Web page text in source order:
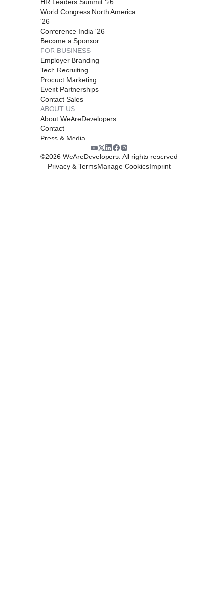
HR Leaders Summit '26
World Congress North America
'26
Conference India '26
Become a Sponsor
FOR BUSINESS
Employer Branding
Tech Recruiting
Product Marketing
Event Partnerships
Contact Sales
ABOUT US
About WeAreDevelopers
Contact
Press & Media
©2026 WeAreDevelopers. All rights reserved
Privacy & TermsManage CookiesImprint